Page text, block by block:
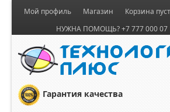
Корзина
Мой профиль
Магазин
НУЖНА ПОМОЩЬ? +7 777 000 07
Гарантия качества